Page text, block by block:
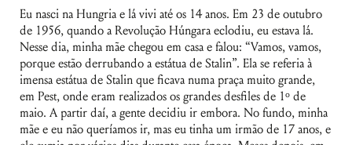
Eu nasci na Hungria e lá vivi até os 14 anos. Em 23 de outubro
de 1956, quando a Revolução Húngara eclodiu, eu estava lá.
Nesse dia, minha mãe chegou em casa e falou: “Vamos, vamos,
porque estão derrubando a estátua de Stalin”. Ela se referia à
imensa estátua de Stalin que ficava numa praça muito grande,
em Pest, onde eram realizados os grandes desfiles de 1º de
maio. A partir daí, a gente decidiu ir embora. No fundo, minha
mãe e eu não queríamos ir, mas eu tinha um irmão de 17 anos, e